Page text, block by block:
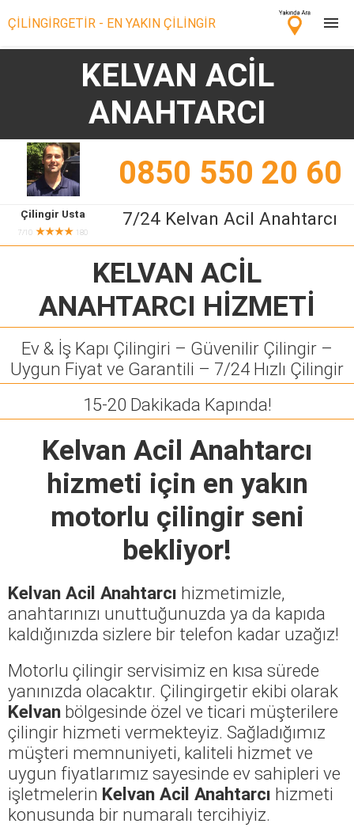
ÇİLİNGİRGETİR - EN YAKIN ÇİLİNGİR
Çilingir misin? Bize Katıl!
KELVAN ACİL
ANAHTARCI
0850 550 20 60
Çilingir Usta
7/10 ★★★★ 180
7/24 Kelvan Acil Anahtarcı
KELVAN ACİL
ANAHTARCI HİZMETİ
Ev & İş Kapı Çilingiri – Güvenilir Çilingir –
Uygun Fiyat ve Garantili – 7/24 Hızlı Çilingir
15-20 Dakikada Kapında!
Kelvan Acil Anahtarcı
hizmeti için en yakın
motorlu çilingir seni
bekliyor!
Kelvan Acil Anahtarcı hizmetimizle,
anahtarınızı unuttuğunuzda ya da kapıda
kaldığınızda sizlere bir telefon kadar uzağız!
Motorlu çilingir servisimiz en kısa sürede
yanınızda olacaktır. Çilingirgetir ekibi olarak
Kelvan bölgesinde özel ve ticari müşterilere
çilingir hizmeti vermekteyiz. Sağladığımız
müşteri memnuniyeti, kaliteli hizmet ve
uygun fiyatlarımız sayesinde ev sahipleri ve
işletmelerin Kelvan Acil Anahtarcı hizmeti
konusunda bir numaralı tercihiyiz.